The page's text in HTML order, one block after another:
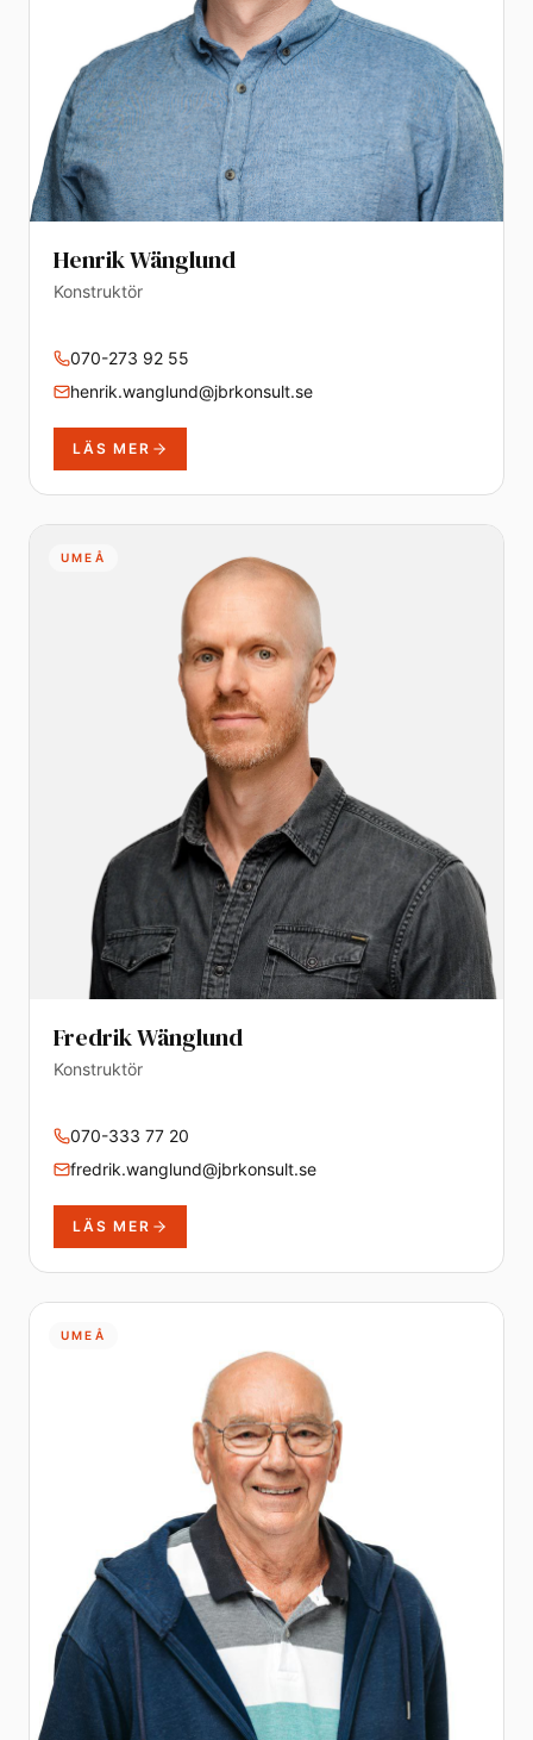
Henrik Wänglund
Konstruktör
070-273 92 55
henrik.wanglund@jbrkonsult.se
LÄS MER
UMEÅ
Fredrik Wänglund
Konstruktör
070-333 77 20
fredrik.wanglund@jbrkonsult.se
LÄS MER
UMEÅ